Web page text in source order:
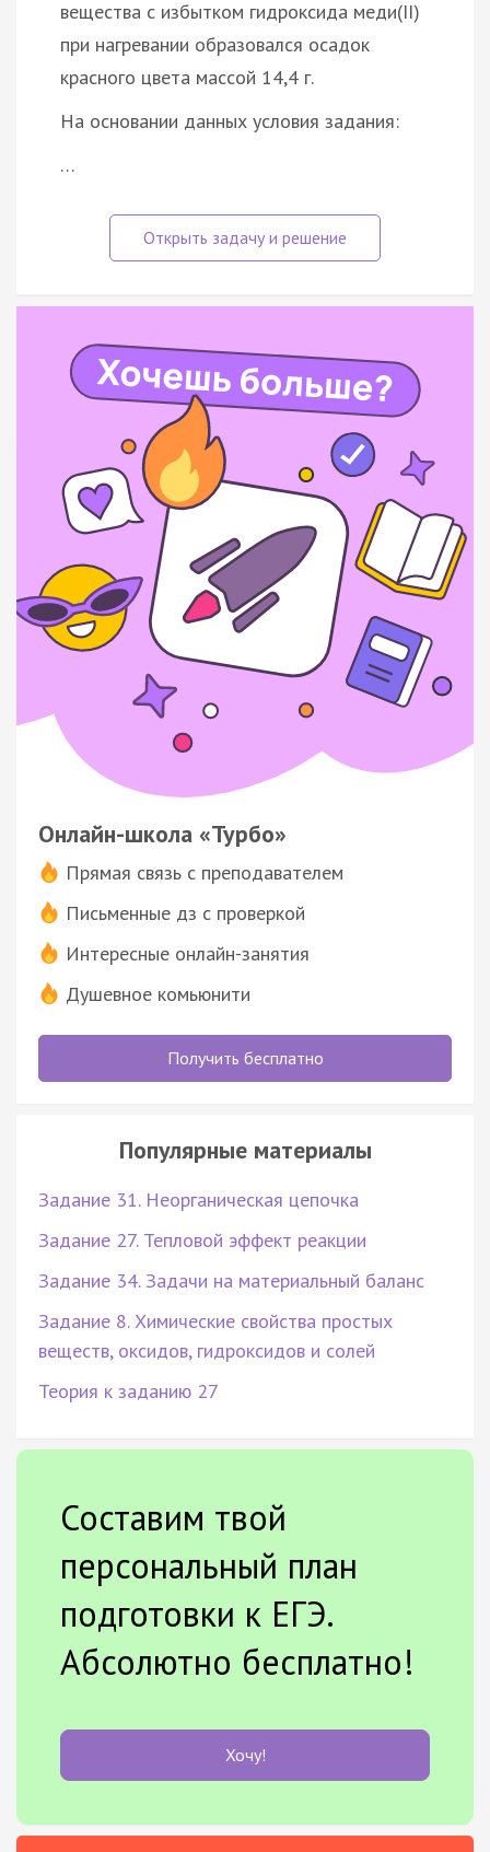
вещества с избытком гидроксида меди(II)
при нагревании образовался осадок
красного цвета массой 14,4 г.
На основании данных условия задания:
…
Онлайн-школа «Турбо»
Прямая связь с преподавателем
Письменные дз с проверкой
Интересные онлайн-занятия
Душевное комьюнити
Получить бесплатно
Популярные материалы
Задание 31. Неорганическая цепочка
Задание 27. Тепловой эффект реакции
Задание 34. Задачи на материальный баланс
Задание 8. Химические свойства простых
веществ, оксидов, гидроксидов и солей
Теория к заданию 27
Составим твой
персональный план
подготовки к ЕГЭ.
Абсолютно бесплатно!
Хочу!